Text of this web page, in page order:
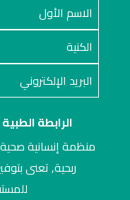
الرابطة
منظمة إنسانية
ربحية, تعنى